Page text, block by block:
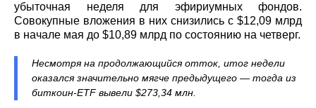
убыточная неделя для эфириумных фондов.
Совокупные вложения в них снизились с $12,09 млрд
в начале мая до $10,89 млрд по состоянию на четверг.
Несмотря на продолжающийся отток, итог недели
оказался значительно мягче предыдущего — тогда из
биткоин-ETF вывели $273,34 млн.